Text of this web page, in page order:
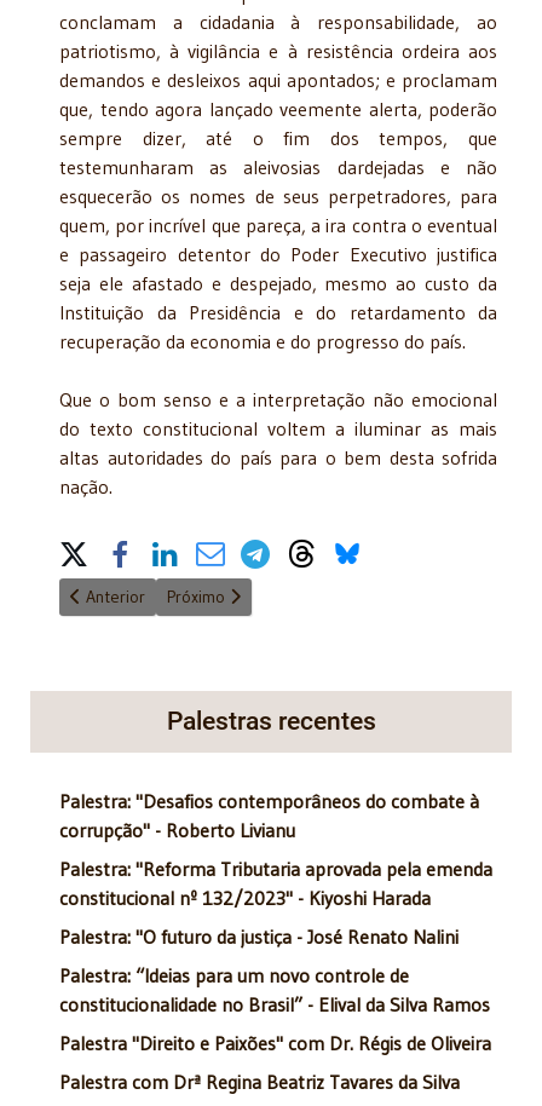
conclamam a cidadania à responsabilidade, ao
patriotismo, à vigilância e à resistência ordeira aos
demandos e desleixos aqui apontados; e proclamam
que, tendo agora lançado veemente alerta, poderão
sempre dizer, até o fim dos tempos, que
testemunharam as aleivosias dardejadas e não
esquecerão os nomes de seus perpetradores, para
quem, por incrível que pareça, a ira contra o eventual
e passageiro detentor do Poder Executivo justifica
seja ele afastado e despejado, mesmo ao custo da
Instituição da Presidência e do retardamento da
recuperação da economia e do progresso do país.
Que o bom senso e a interpretação não emocional
do texto constitucional voltem a iluminar as mais
altas autoridades do país para o bem desta sofrida
nação.
Share on Social Media
Artigo anterior: A Advocacia e o Ministério Público - 3/6/2017
Anterior Próximo artigo: Trumpinho do bem ou chuchu
Próximo
Palestras recentes
Palestra: "Desafios contemporâneos do combate à
corrupção" - Roberto Livianu
Palestra: "Reforma Tributaria aprovada pela emenda
constitucional nº 132/2023" - Kiyoshi Harada
Palestra: "O futuro da justiça - José Renato Nalini
Palestra: “Ideias para um novo controle de
constitucionalidade no Brasil” - Elival da Silva Ramos
Palestra "Direito e Paixões" com Dr. Régis de Oliveira
Palestra com Drª Regina Beatriz Tavares da Silva